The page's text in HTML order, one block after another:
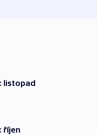
listopad
říjen